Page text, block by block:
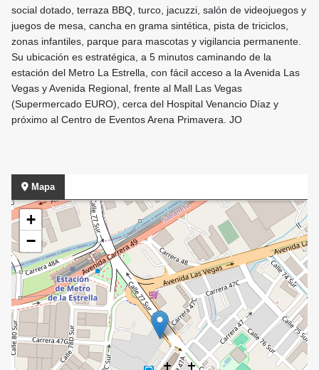
social dotado, terraza BBQ, turco, jacuzzi, salón de videojuegos y
juegos de mesa, cancha en grama sintética, pista de triciclos,
zonas infantiles, parque para mascotas y vigilancia permanente.
Su ubicación es estratégica, a 5 minutos caminando de la
estación del Metro La Estrella, con fácil acceso a la Avenida Las
Vegas y Avenida Regional, frente al Mall Las Vegas
(Supermercado EURO), cerca del Hospital Venancio Díaz y
próximo al Centro de Eventos Arena Primavera. JO
Mapa
+
−